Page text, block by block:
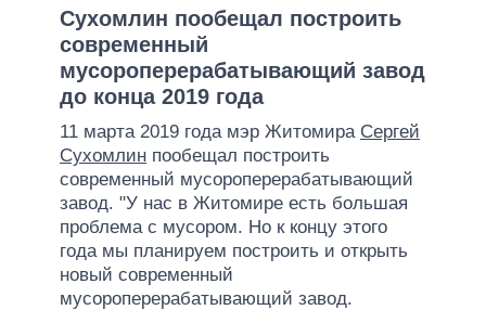
ДАЙДЖЕСТЫ
ВЕРХОВНАЯ РАДА
КАБИНЕТ МИНИСТРОВ
ГЛАВЫ ОБЛАДМИНИСТРАЦИЙ
МЭРЫ
ВСЕ ПЕРСОНЫ
ПОДДЕРЖАТЬ
СРАВНЕНИЕ ПОЛИТИКОВ
Сухомлин пообещал построить
современный
мусороперерабатывающий завод
до конца 2019 года
11 марта 2019 года мэр Житомира Сергей
Сухомлин пообещал построить
современный мусороперерабатывающий
завод. "У нас в Житомире есть большая
проблема с мусором. Но к концу этого
года мы планируем построить и открыть
новый современный
мусороперерабатывающий завод.